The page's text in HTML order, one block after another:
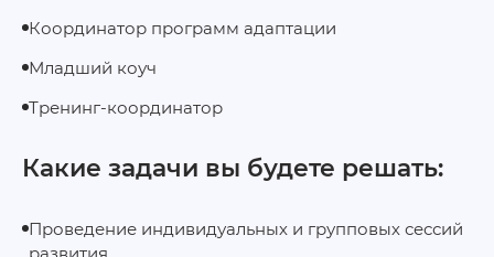
Координатор программ адаптации
Младший коуч
Тренинг-координатор
Какие задачи вы будете решать:
Проведение индивидуальных и групповых сессий